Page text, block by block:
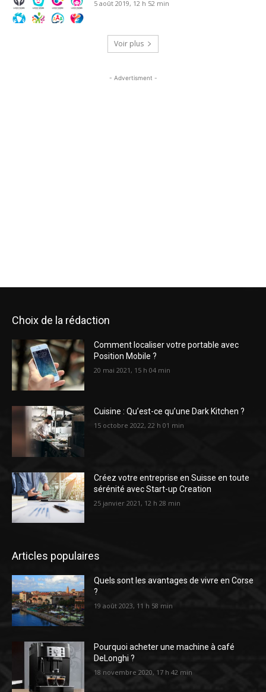
5 août 2019, 12 h 52 min
Voir plus
- Advertisment -
Choix de la rédaction
Comment localiser votre portable avec
Position Mobile ?
20 mai 2021, 15 h 04 min
Cuisine : Qu’est-ce qu’une Dark Kitchen ?
15 octobre 2022, 22 h 01 min
Créez votre entreprise en Suisse en toute
sérénité avec Start-up Creation
25 janvier 2021, 12 h 28 min
Articles populaires
Quels sont les avantages de vivre en Corse
?
19 août 2023, 11 h 58 min
Pourquoi acheter une machine à café
DeLonghi ?
18 novembre 2020, 17 h 42 min